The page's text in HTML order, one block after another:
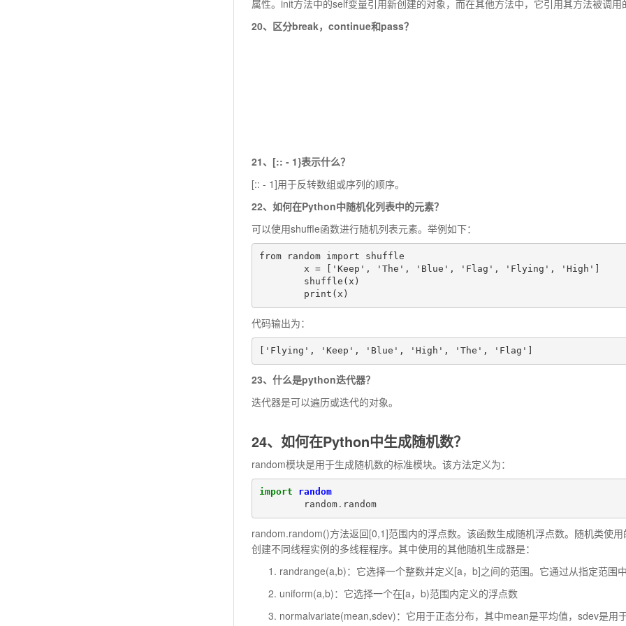
属性。init方法中的self变量引用新创建的对象，而在其他方法中，它引用其方法被调用
20、区分break，continue和pass？
21、[:: - 1}表示什么？
[:: - 1]用于反转数组或序列的顺序。
22、如何在Python中随机化列表中的元素？
可以使用shuffle函数进行随机列表元素。举例如下：
from random import shuffle
        print(x)
代码输出为：
['Flying', 'Keep', 'Blue', 'High', 'The', 'Flag']
23、什么是python迭代器？
迭代器是可以遍历或迭代的对象。
24、如何在Python中生成随机数？
random模块是用于生成随机数的标准模块。该方法定义为：
import
random
random. random
random.random()方法返回[0,1]范围内的浮点数。该函数生成随机浮点数。随机类使
创建不同线程实例的多线程程序。其中使用的其他随机生成器是：
randrange(a,b)：它选择一个整数并定义[a，b]之间的范围。它通过从指定范围
uniform(a,b)：它选择一个在[a，b)范围内定义的浮点数
normalvariate(mean,sdev)：它用于正态分布，其中mean是平均值，sdev是用